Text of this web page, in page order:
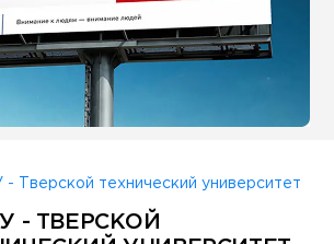
- Тверской технический университет
- ТВЕРСКОЙ